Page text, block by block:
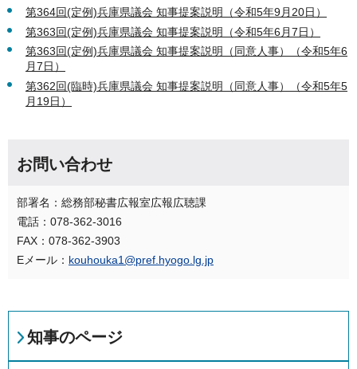
第364回(定例)兵庫県議会 知事提案説明（令和5年9月20日）
第363回(定例)兵庫県議会 知事提案説明（令和5年6月7日）
第363回(定例)兵庫県議会 知事提案説明（同意人事）（令和5年6
月7日）
第362回(臨時)兵庫県議会 知事提案説明（同意人事）（令和5年5
月19日）
お問い合わせ
部署名：総務部秘書広報室広報広聴課
電話：078-362-3016
FAX：078-362-3903
Eメール： kouhouka1@pref.hyogo.lg.jp
知事のページ